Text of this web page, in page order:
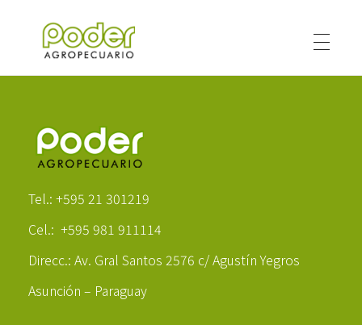
Tel.: +595 21 301219
Cel.: +595 981 911114
Direcc.: Av. Gral Santos 2576 c/ Agustín Yegros
Asunción – Paraguay